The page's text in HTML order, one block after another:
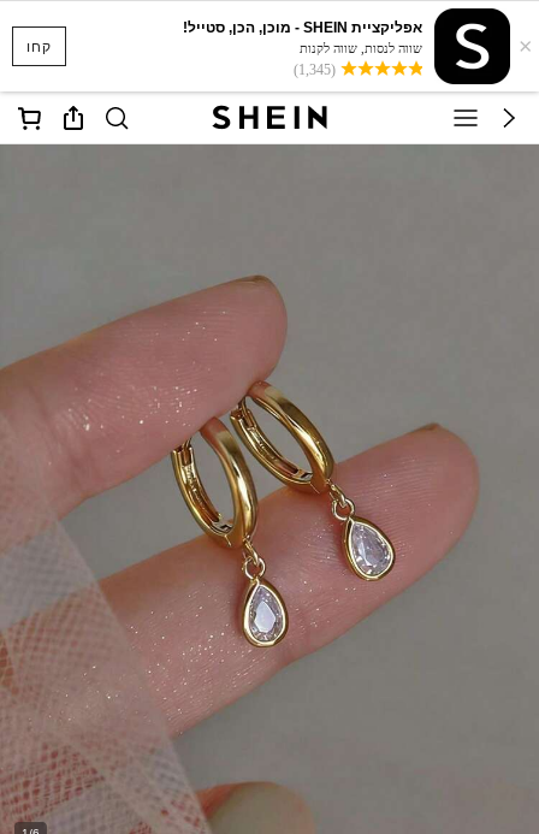
קחו ×
אפליקציית SHEIN - מוכן, הכן, סטייל!
שווה לנסות, שווה לקנות
(1,345)